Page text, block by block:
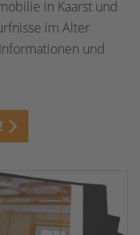
in Kaarst und
im Alter
und